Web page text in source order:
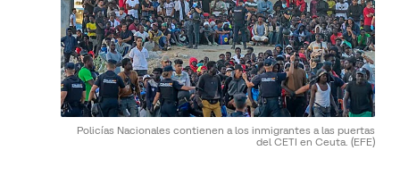
Policías Nacionales contienen a los inmigrantes a las puertas
del CETI en Ceuta. (EFE)